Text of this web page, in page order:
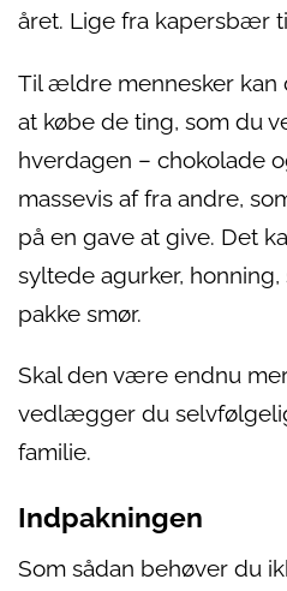
året. Lige fra kapersbær
Til ældre mennesker
at købe de ting, som du
hverdagen – chokolade
massevis af fra andre,
på en gave at give. Det
syltede agurker,
pakke smør.
Skal den være endnu
vedlægger du
familie.
Indpakningen
Som sådan behøver du